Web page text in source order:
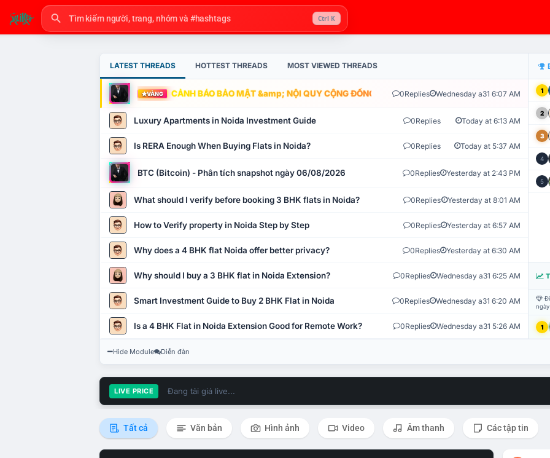
Ctrl K
LATEST THREADS HOTTEST THREADS MOST VIEWED THREADS
VÀNG CẢNH BÁO BẢO MẬT &amp; NỘI QUY CỘNG ĐỒNG VLIKE.VN: HỆ THỐNG GIÁM SÁT TỰ
0Replies Wednesday a31 6:07 AM
Luxury Apartments in Noida Investment Guide 0Replies Today at 6:13 AM
Is RERA Enough When Buying Flats in Noida? 0Replies Today at 5:37 AM
BTC (Bitcoin) - Phân tích snapshot ngày 06/08/2026 0Replies Yesterday at 2:43 PM
What should I verify before booking 3 BHK flats in Noida? 0Replies Yesterday at 8:01 AM
How to Verify property in Noida Step by Step 0Replies Yesterday at 6:57 AM
Why does a 4 BHK flat Noida offer better privacy? 0Replies Yesterday at 6:30 AM
Why should I buy a 3 BHK flat in Noida Extension? 0Replies Wednesday a31 6:25 AM
Smart Investment Guide to Buy 2 BHK Flat in Noida 0Replies Wednesday a31 6:20 AM
Is a 4 BHK Flat in Noida Extension Good for Remote Work? 0Replies Wednesday a31 5:26 AM
1
2
3
4
5
1
Hide Module Diễn đàn
LIVE PRICE Đang tải giá live...
Tất cả Văn bản Hình ảnh Video Âm thanh Các tập tin